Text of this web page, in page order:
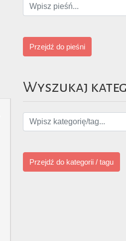
Przejdź do pieśni
Wyszukaj
Przejdź do kategorii / tagu